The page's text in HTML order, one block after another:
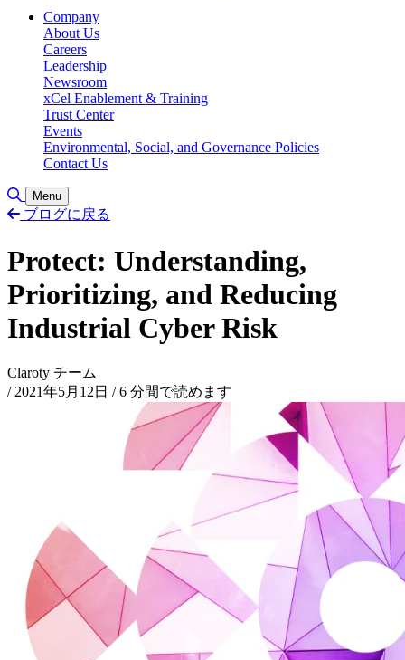
Company
About Us
Careers
Leadership
Newsroom
xCel Enablement & Training
Trust Center
Events
Environmental, Social, and Governance Policies
Contact Us
Toggle Search
Menu
ブログに戻る
Protect: Understanding,
Prioritizing, and Reducing
Industrial Cyber Risk
Claroty チーム
/ 2021年5月12日 /6 分間で読めます